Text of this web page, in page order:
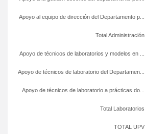
TOTAL UPV
Total Laboratorios
Apoyo de técnicos de laboratorio a prácticas do...
Apoyo de técnicos de laboratorio del Departamen...
Apoyo de técnicos de laboratorios y modelos en ...
Total Administración
Apoyo al equipo de dirección del Departamento p...